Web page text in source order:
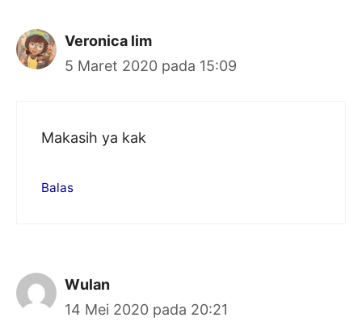
Veronica lim
5 Maret 2020 pada 15:09
Makasih ya kak
Balas
Wulan
14 Mei 2020 pada 20:21